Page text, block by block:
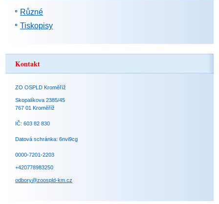
Různé
Tiskopisy
Kontakt
ZO OSPLD Kroměříž
Skopalíkova 2385/45
767 01 Kroměříž
IČ: 603 82 830
Datová schránka: 6nvi9cg
0000-7201-2203
+420778983250
odbory@zoospld-km.cz